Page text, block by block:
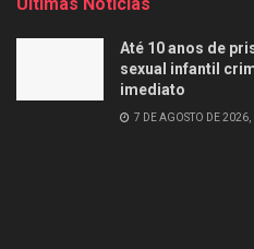
Até 10 anos de
sexual infantil
imediato
7 DE AGOSTO DE 2026,